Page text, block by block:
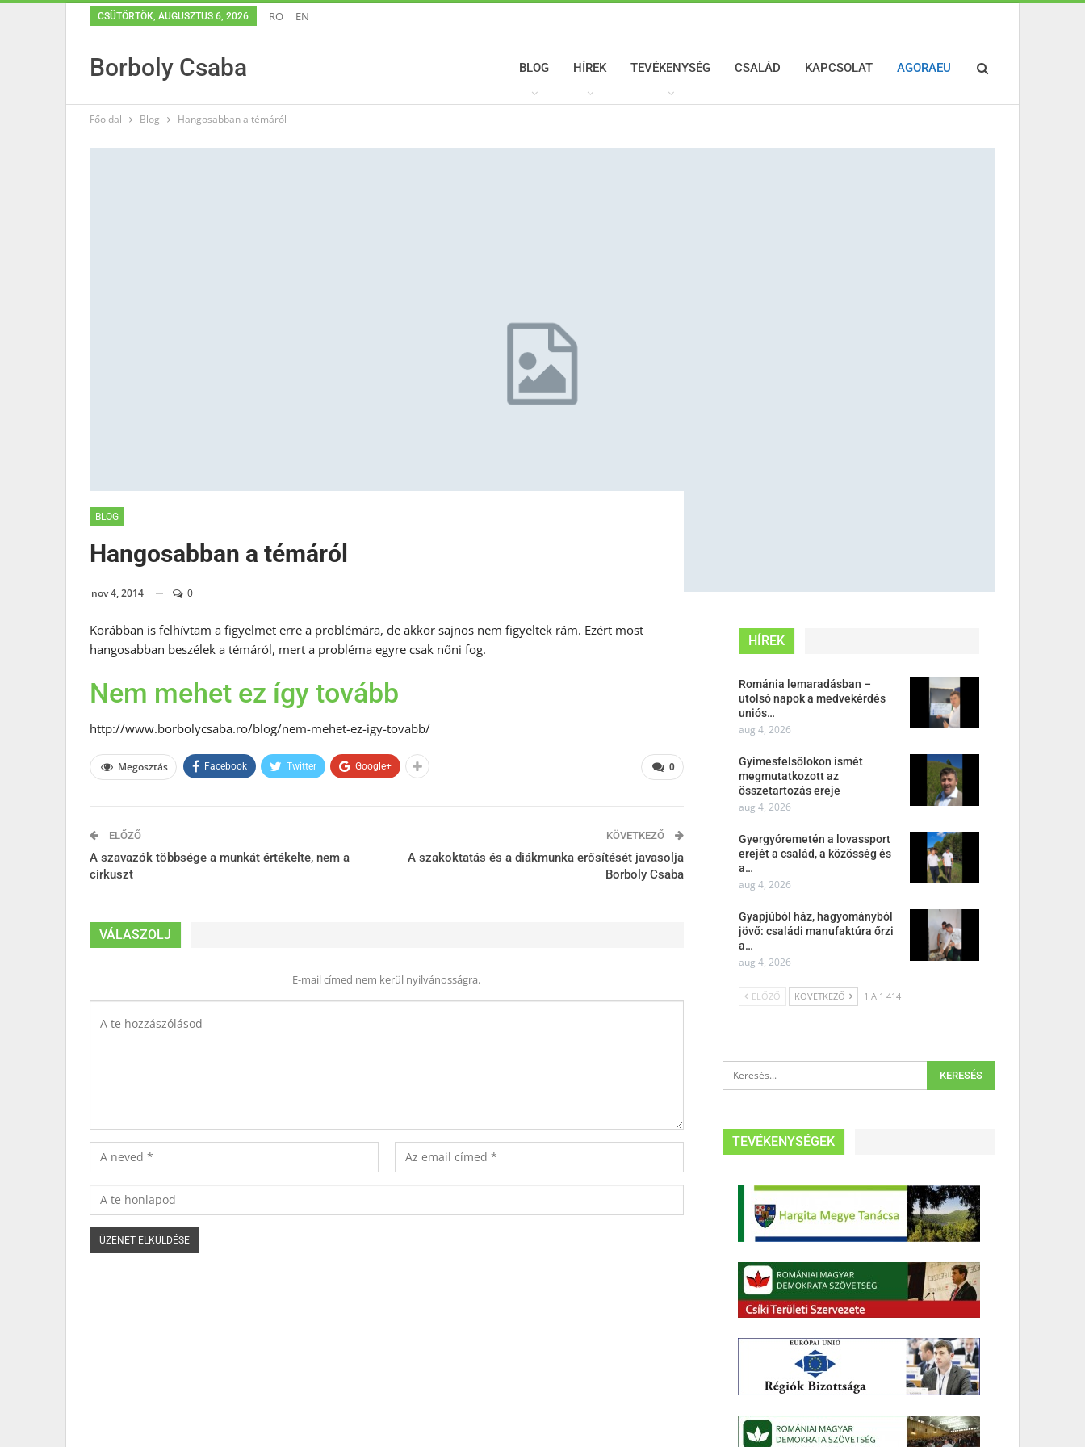
CSÜTÖRTÖK, AUGUSZTUS 6, 2026 RO EN
Borboly Csaba BLOG HÍREK TEVÉKENYSÉG CSALÁD KAPCSOLAT AGORAEU
Főoldal Blog Hangosabban a témáról
BLOG
Hangosabban a témáról
nov 4, 2014 0
Korábban is felhívtam a figyelmet erre a problémára, de akkor sajnos nem figyeltek rám. Ezért most
hangosabban beszélek a témáról, mert a probléma egyre csak nőni fog.
Nem mehet ez így tovább
http://www.borbolycsaba.ro/blog/nem-mehet-ez-igy-tovabb/
0
Megosztás Facebook Twitter Google+
ELŐZŐ
A szavazók többsége a munkát értékelte, nem a
cirkuszt
KÖVETKEZŐ
A szakoktatás és a diákmunka erősítését javasolja
Borboly Csaba
VÁLASZOLJ
E-mail címed nem kerül nyilvánosságra.
HÍREK
Románia lemaradásban –
utolsó napok a medvekérdés
uniós…
aug 4, 2026
Gyimesfelsőlokon ismét
megmutatkozott az
összetartozás ereje
aug 4, 2026
Gyergyóremetén a lovassport
erejét a család, a közösség és
a…
aug 4, 2026
Gyapjúból ház, hagyományból
jövő: családi manufaktúra őrzi
a…
aug 4, 2026
ELŐZŐ KÖVETKEZŐ 1 A 1 414
TEVÉKENYSÉGEK